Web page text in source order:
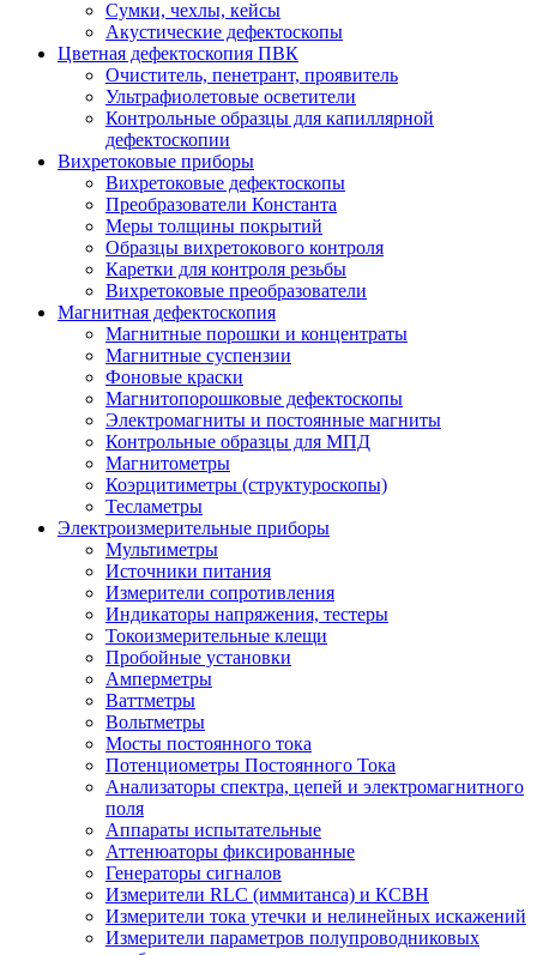
Сумки, чехлы, кейсы
Акустические дефектоскопы
Цветная дефектоскопия ПВК
Очиститель, пенетрант, проявитель
Ультрафиолетовые осветители
Контрольные образцы для капиллярной
дефектоскопии
Вихретоковые приборы
Вихретоковые дефектоскопы
Преобразователи Константа
Меры толщины покрытий
Образцы вихретокового контроля
Каретки для контроля резьбы
Вихретоковые преобразователи
Магнитная дефектоскопия
Магнитные порошки и концентраты
Магнитные суспензии
Фоновые краски
Магнитопорошковые дефектоскопы
Электромагниты и постоянные магниты
Контрольные образцы для МПД
Магнитометры
Коэрцитиметры (структуроскопы)
Тесламетры
Электроизмерительные приборы
Мультиметры
Источники питания
Измерители сопротивления
Индикаторы напряжения, тестеры
Токоизмерительные клещи
Пробойные установки
Амперметры
Ваттметры
Вольтметры
Мосты постоянного тока
Потенциометры Постоянного Тока
Анализаторы спектра, цепей и электромагнитного
поля
Аппараты испытательные
Аттенюаторы фиксированные
Генераторы сигналов
Измерители RLC (иммитанса) и КСВН
Измерители тока утечки и нелинейных искажений
Измерители параметров полупроводниковых